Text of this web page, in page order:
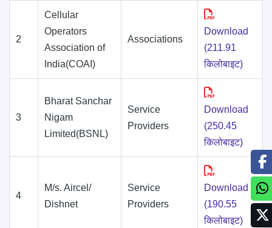
2
Cellular
Operators
Association of
India(COAI)
Associations
Download
(211.91
किलोबाइट)
3
Bharat Sanchar
Nigam
Limited(BSNL)
Service
Providers
Download
(250.45
किलोबाइट)
4
M/s. Aircel/
Dishnet
Service
Providers
Download
(190.55
किलोबाइट)